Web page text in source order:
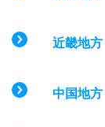
近畿地方
中国地方